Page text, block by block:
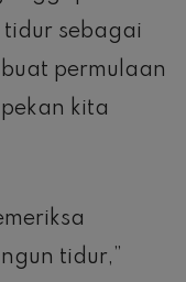
sebagai
permulaan
kita
tidur,”